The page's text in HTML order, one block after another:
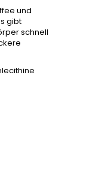
und
gibt
schnell